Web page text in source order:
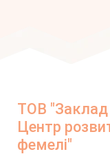
ТОВ "Заклад
Центр
фемелі"